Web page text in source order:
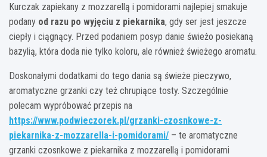
Kurczak zapiekany z mozzarellą i pomidorami najlepiej smakuje
podany od razu po wyjęciu z piekarnika, gdy ser jest jeszcze
ciepły i ciągnący. Przed podaniem posyp danie świeżo posiekaną
bazylią, która doda nie tylko koloru, ale również świeżego aromatu.
Doskonałymi dodatkami do tego dania są świeże pieczywo,
aromatyczne grzanki czy też chrupiące tosty. Szczególnie
polecam wypróbować przepis na
https://www.podwieczorek.pl/grzanki-czosnkowe-z-
piekarnika-z-mozzarella-i-pomidorami/ – te aromatyczne
grzanki czosnkowe z piekarnika z mozzarellą i pomidorami